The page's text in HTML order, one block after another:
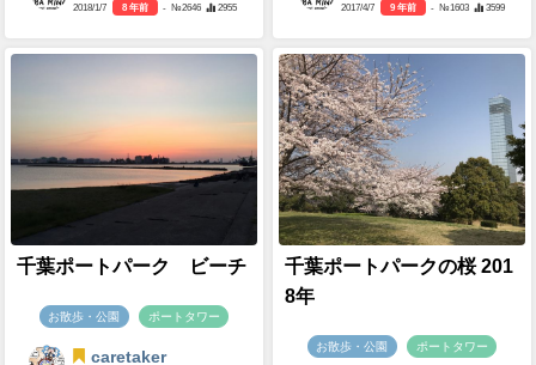
2018/1/7 8 年前 - №2646 2955 2017/4/7 9 年前 - №1603 3599
千葉ポートパーク ビーチ
お散歩・公園 ポートタワー
caretaker
千葉ポートパークの桜 201
8年
お散歩・公園 ポートタワー